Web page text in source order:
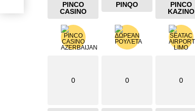
PINCO
CASINO
PINQO
PINCO
KAZINO
0 0 0